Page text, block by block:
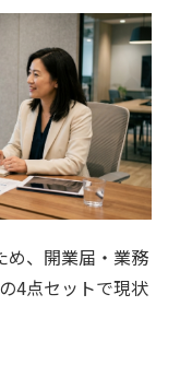
め、開業届・業務
4点セットで現状